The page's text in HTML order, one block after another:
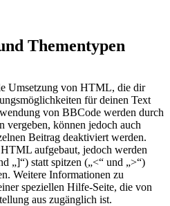
Thementypen
Umsetzung von HTML, die dir
für deinen Text
von BBCode werden durch
vergeben, können jedoch auch
Beitrag deaktiviert werden.
aufgebaut, jedoch werden
„]“) statt spitzen („<“ und „>“)
Weitere Informationen zu
speziellen Hilfe-Seite, die von
aus zugänglich ist.